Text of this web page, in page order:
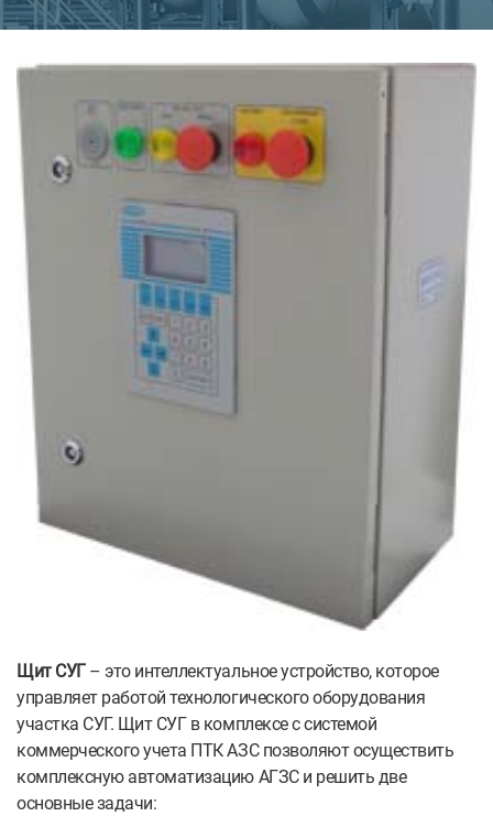
Щит СУГ– это интеллектуальное устройство, которое
управляет работой технологического оборудования
участка СУГ. Щит СУГ в комплексе с системой
коммерческого учета ПТК АЗС позволяют осуществить
комплексную автоматизацию АГЗС и решить две
основные задачи: